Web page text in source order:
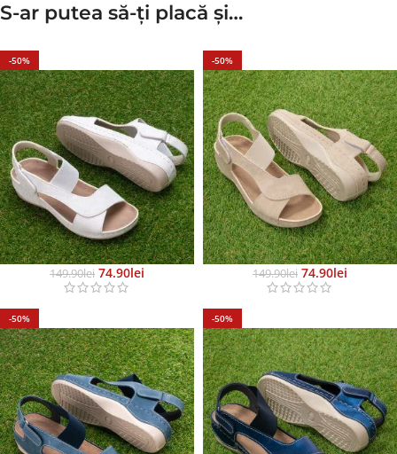
S-ar putea să-ți placă și…
-50%
149.90Lei 74.90Lei
-50%
149.90Lei 74.90Lei
-50% -50%